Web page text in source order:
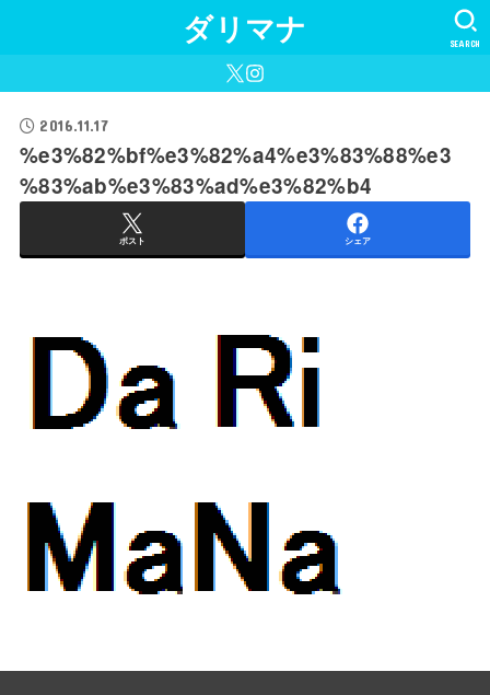
ダリマナ SEARCH
2016.11.17
%e3%82%bf%e3%82%a4%e3%83%88%e3
%83%ab%e3%83%ad%e3%82%b4
ポスト シェア